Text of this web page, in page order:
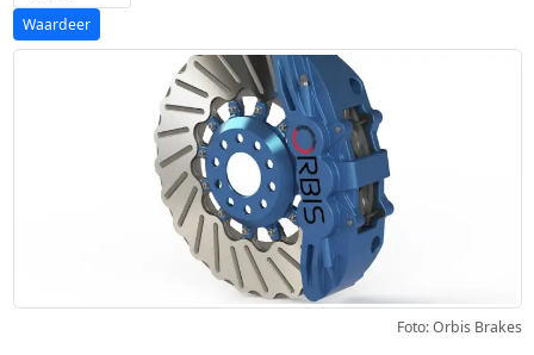
Foto: Orbis Brakes